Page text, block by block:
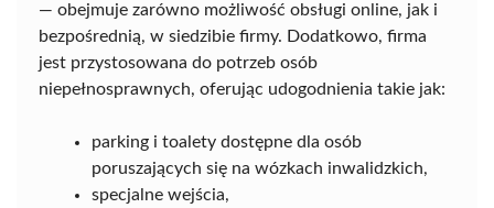
— obejmuje zarówno możliwość obsługi online, jak i
bezpośrednią, w siedzibie firmy. Dodatkowo, firma
jest przystosowana do potrzeb osób
niepełnosprawnych, oferując udogodnienia takie jak:
parking i toalety dostępne dla osób
poruszających się na wózkach inwalidzkich,
specjalne wejścia,